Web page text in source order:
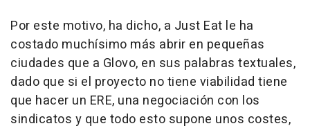
Por este motivo, ha dicho, a Just Eat le ha
costado muchísimo más abrir en pequeñas
ciudades que a Glovo, en sus palabras textuales,
dado que si el proyecto no tiene viabilidad tiene
que hacer un ERE, una negociación con los
sindicatos y que todo esto supone unos costes,